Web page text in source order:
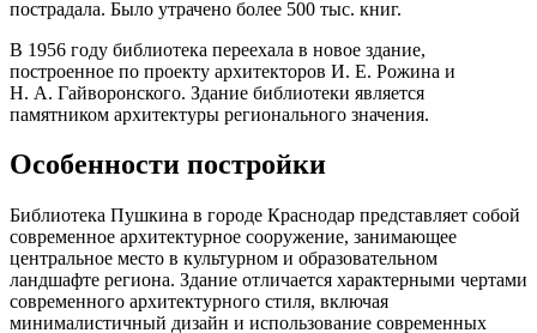
пострадала. Было утрачено более 500 тыс. книг.
В 1956 году библиотека переехала в новое здание,
построенное по проекту архитекторов И. Е. Рожина и
Н. А. Гайворонского. Здание библиотеки является
памятником архитектуры регионального значения.
Особенности постройки
Библиотека Пушкина в городе Краснодар представляет собой
современное архитектурное сооружение, занимающее
центральное место в культурном и образовательном
ландшафте региона. Здание отличается характерными чертами
современного архитектурного стиля, включая
минималистичный дизайн и использование современных